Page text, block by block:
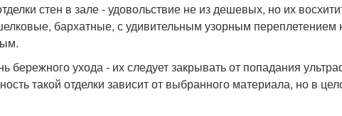
стен в зале - удовольствие не из дешевых, но их
бархатные, с удивительным узорным переплетением
бережного ухода - их следует закрывать от попадания
такой отделки зависит от выбранного материала, но в